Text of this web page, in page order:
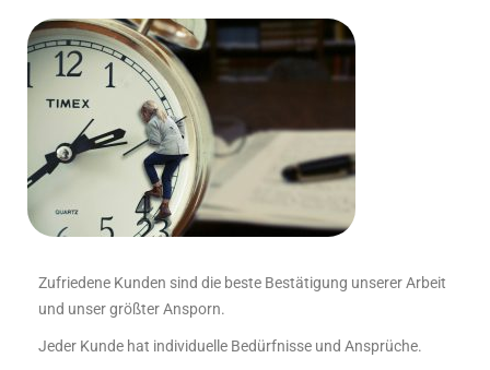
Zufriedene Kunden sind die beste Bestätigung unserer Arbeit
und unser größter Ansporn.
Jeder Kunde hat individuelle Bedürfnisse und Ansprüche.